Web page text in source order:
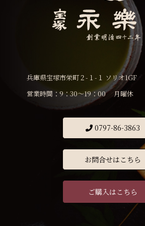
兵庫県宝塚市栄町２-１-１ ソリオ1GF
営業時間：9：30〜19：00 月曜休
0797-86-3863
お問合せはこちら
ご購入はこちら